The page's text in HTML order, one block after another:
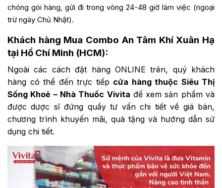
chóng gói hàng, gửi đi trong vòng 24-48 giờ làm việc (ngoại
trừ ngày Chủ Nhật).
Khách hàng Mua Combo An Tâm Khí Xuân Hạ
tại Hồ Chí Minh (HCM):
Ngoài các cách đặt hàng ONLINE trên, quý khách
hàng có thể đến trực tiếp cửa hàng thuộc Siêu Thị
Sống Khoẻ – Nhà Thuốc Vivita để xem sản phẩm và
được dược sĩ đứng quầy tư vấn chi tiết về giá bán,
chương trình khuyến mãi, quà tặng và hướng dẫn sử
dụng chi tiết.